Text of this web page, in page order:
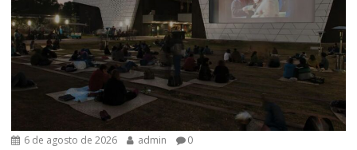
6 de agosto de 2026 admin 0